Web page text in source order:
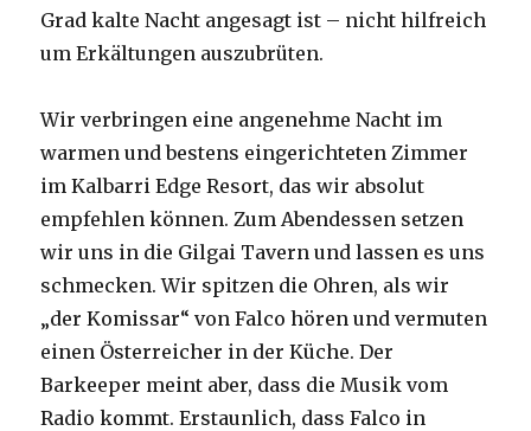
Grad kalte Nacht angesagt ist – nicht hilfreich
um Erkältungen auszubrüten.
Wir verbringen eine angenehme Nacht im
warmen und bestens eingerichteten Zimmer
im Kalbarri Edge Resort, das wir absolut
empfehlen können. Zum Abendessen setzen
wir uns in die Gilgai Tavern und lassen es uns
schmecken. Wir spitzen die Ohren, als wir
„der Komissar“ von Falco hören und vermuten
einen Österreicher in der Küche. Der
Barkeeper meint aber, dass die Musik vom
Radio kommt. Erstaunlich, dass Falco in